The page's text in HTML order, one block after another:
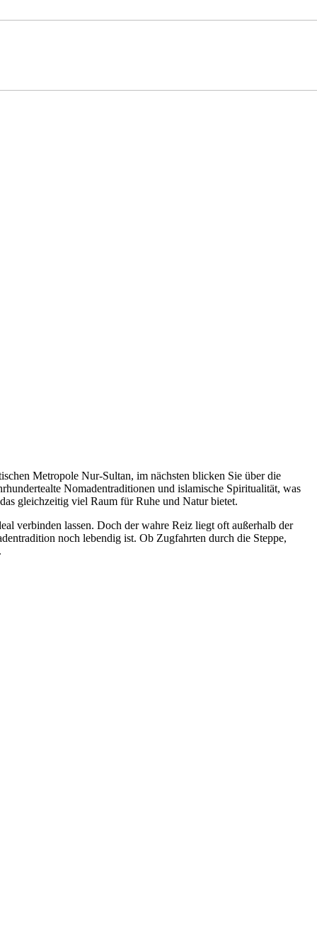
Metropole Nur-Sultan, im nächsten blicken Sie über die
Nomadentraditionen und islamische Spiritualität, was
gleichzeitig viel Raum für Ruhe und Natur bietet.
verbinden lassen. Doch der wahre Reiz liegt oft außerhalb der
noch lebendig ist. Ob Zugfahrten durch die Steppe,